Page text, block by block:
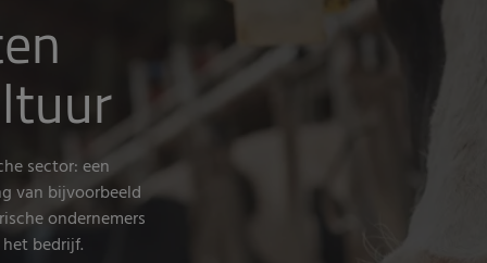
sector: een
van bijvoorbeeld
ondernemers
bedrijf.